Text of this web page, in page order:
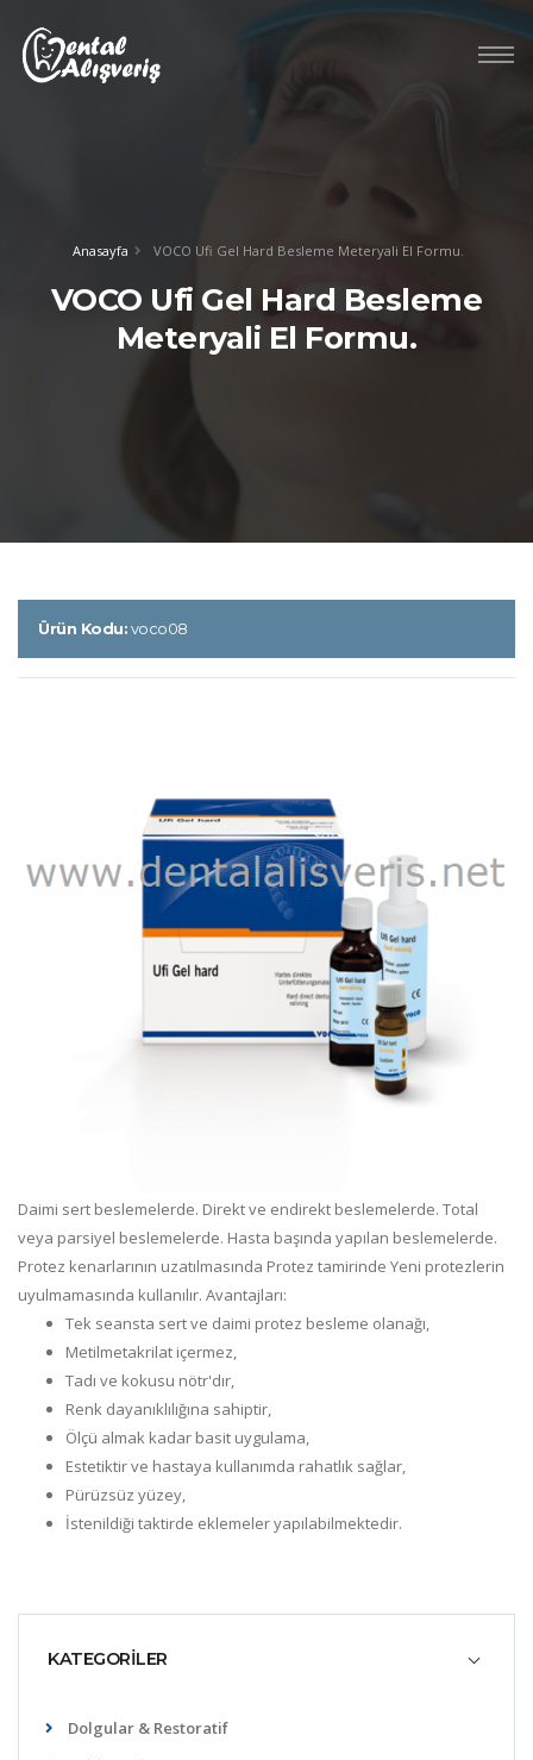
Anasayfa VOCO Ufi Gel Hard Besleme Meteryali El Formu.
VOCO Ufi Gel Hard Besleme
Meteryali El Formu.
KATEGORİLER
Dolgular & Restoratif
Ürün Kodu: voco08
Daimi sert beslemelerde. Direkt ve endirekt beslemelerde. Total
veya parsiyel beslemelerde. Hasta başında yapılan beslemelerde.
Protez kenarlarının uzatılmasında Protez tamirinde Yeni protezlerin
uyulmamasında kullanılır. Avantajları:
Tek seansta sert ve daimi protez besleme olanağı,
Metilmetakrilat içermez,
Tadı ve kokusu nötr'dır,
Renk dayanıklılığına sahiptir,
Ölçü almak kadar basit uygulama,
Estetiktir ve hastaya kullanımda rahatlık sağlar,
Pürüzsüz yüzey,
İstenildiği taktirde eklemeler yapılabilmektedir.